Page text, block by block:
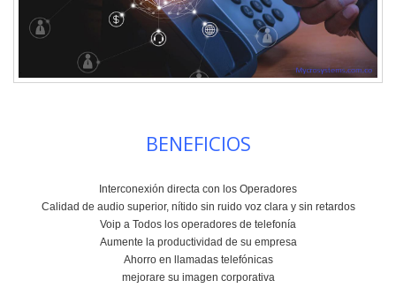
BENEFICIOS
Interconexión directa con los Operadores
Calidad de audio superior, nítido sin ruido voz clara y sin retardos
Voip a Todos los operadores de telefonía
Aumente la productividad de su empresa
Ahorro en llamadas telefónicas
mejorare su imagen corporativa